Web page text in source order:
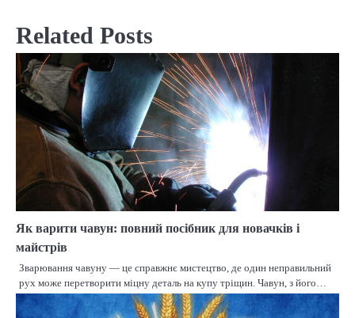
Related Posts
Як варити чавун: повний посібник для новачків і
майстрів
Зварювання чавуну — це справжнє мистецтво, де один неправильний
рух може перетворити міцну деталь на купу тріщин. Чавун, з його…